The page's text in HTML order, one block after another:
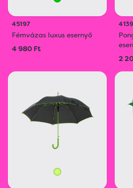
45197
Fémvázas luxus esernyő
4 980 Ft
2